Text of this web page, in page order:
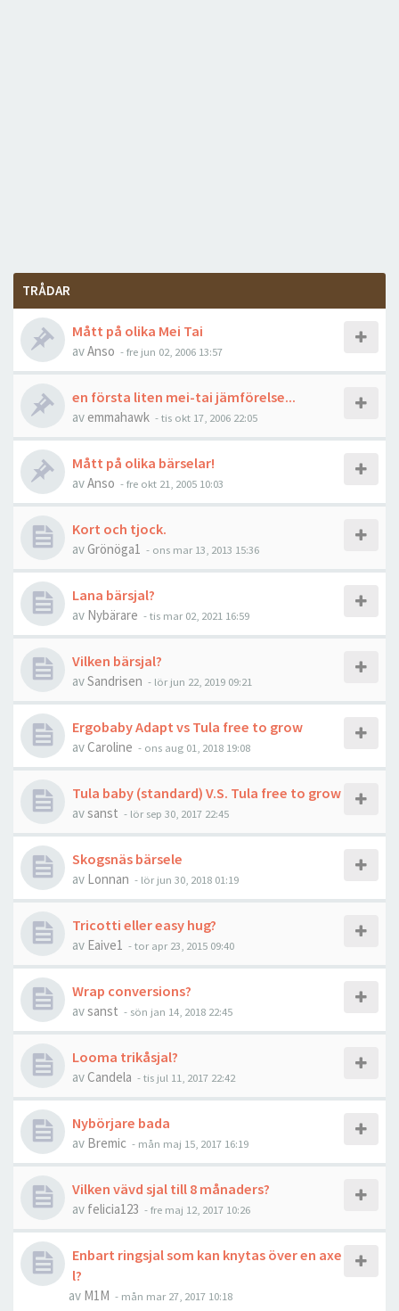
TRÅDAR
Mått på olika Mei Tai
avAnso -fre jun 02, 2006 13:57
en första liten mei-tai jämförelse...
av emmahawk -tis okt 17, 2006 22:05
Mått på olika bärselar!
avAnso -fre okt 21, 2005 10:03
Kort och tjock.
av Grönöga1 - ons mar 13, 2013 15:36
Lana bärsjal?
av Nybärare -tis mar 02, 2021 16:59
Vilken bärsjal?
avSandrisen - lör jun 22, 2019 09:21
Ergobaby Adapt vs Tula free to grow
avCaroline - ons aug 01, 2018 19:08
Tula baby (standard) V.S. Tula free to grow
avsanst - lör sep 30, 2017 22:45
Skogsnäs bärsele
av Lonnan - lör jun 30, 2018 01:19
Tricotti eller easy hug?
av Eaive1 -tor apr 23, 2015 09:40
Wrap conversions?
avsanst - sön jan 14, 2018 22:45
Looma trikåsjal?
av Candela -tis jul 11, 2017 22:42
Nybörjare bada
av Bremic - mån maj 15, 2017 16:19
Vilken vävd sjal till 8 månaders?
av felicia123 -fre maj 12, 2017 10:26
Enbart ringsjal som kan knytas över en axe
l?
av M1M - mån mar 27, 2017 10:18